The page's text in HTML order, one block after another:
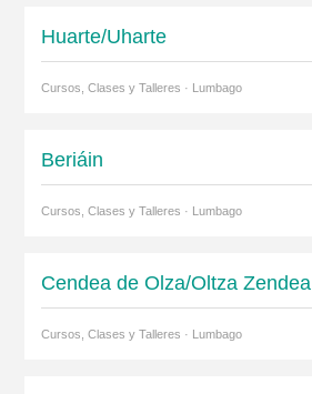
Huarte/Uharte
Cursos, Clases y Talleres · Lumbago
Beriáin
Cursos, Clases y Talleres · Lumbago
Cendea de Olza/Oltza Zendea
Cursos, Clases y Talleres · Lumbago